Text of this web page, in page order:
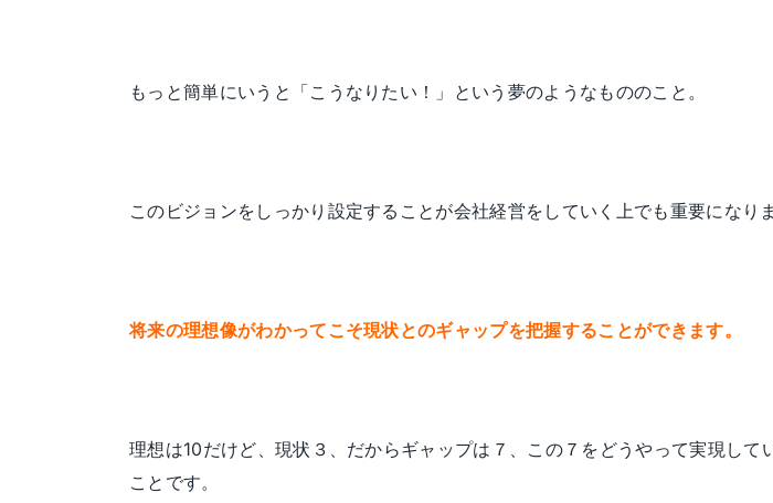
もっと簡単にいうと「こうなりたい！」という夢のようなもののこと。
このビジョンをしっかり設定することが会社経営をしていく上でも重要になりま
将来の理想像がわかってこそ現状とのギャップを把握することができます。
理想は10だけど、現状３、だからギャップは７、この７をどうやって実現して
ことです。